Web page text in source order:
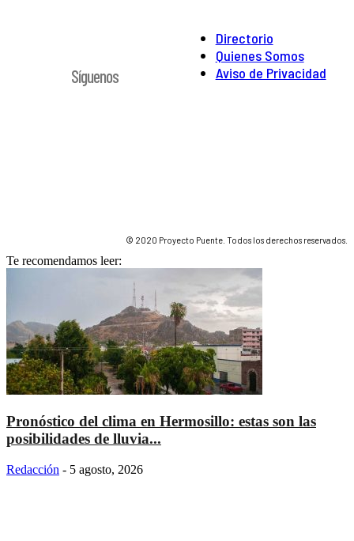
Directorio
Quienes Somos
Aviso de Privacidad
Síguenos
© 2020 Proyecto Puente. Todos los derechos reservados.
Te recomendamos leer:
Pronóstico del clima en Hermosillo: estas son las
posibilidades de lluvia...
Redacción - 5 agosto, 2026